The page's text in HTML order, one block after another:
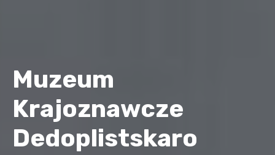
Muzeum
Krajoznawcze
Dedoplistskaro